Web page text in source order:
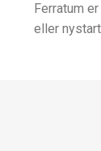
Ferratum
eller